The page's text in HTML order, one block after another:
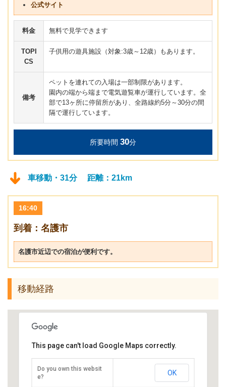
公式サイト
料金 無料で見学できます
TOPI
CS
子供用の遊具施設（対象:3歳～12歳）もあります。
備考
ペットを連れての入場は一部制限があります。
園内の端から端まで電気遊覧車が運行しています。全
部で13ヶ所に停留所があり、全路線約5分～30分の間
隔で運行しています。
所要時間 30分
車移動・31分 距離：21km
16:40
到着：名護市
名護市近辺での宿泊が便利です。
移動経路
This page can't load Google Maps correctly.
Do you own this websit
e?
OK